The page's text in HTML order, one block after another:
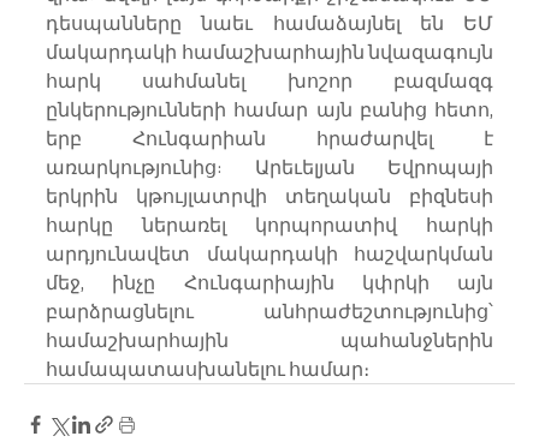
դեսպանները նաեւ համաձայնել են ԵՄ
մակարդակի համաշխարհային նվազագույն
հարկ սահմանել խոշոր բազմազգ
ընկերությունների համար այն բանից հետո,
երբ Հունգարիան հրաժարվել է
առարկությունից: Արեւելյան Եվրոպայի
երկրին կթույլատրվի տեղական բիզնեսի
հարկը ներառել կորպորատիվ հարկի
արդյունավետ մակարդակի հաշվարկման
մեջ, ինչը Հունգարիային կփրկի այն
բարձրացնելու անհրաժեշտությունից՝
համաշխարհային պահանջներին
համապատասխանելու համար։